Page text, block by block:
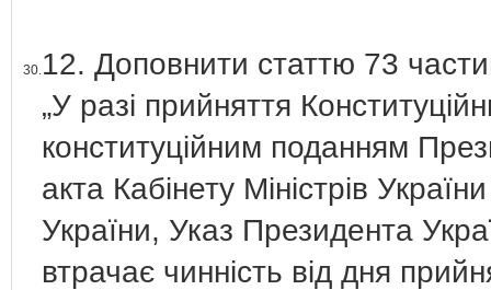
30.12. Доповнити статтю 73
„У разі прийняття
конституційним поданням
акта Кабінету Міністрів
України, Указ Президента
втрачає чинність від дня